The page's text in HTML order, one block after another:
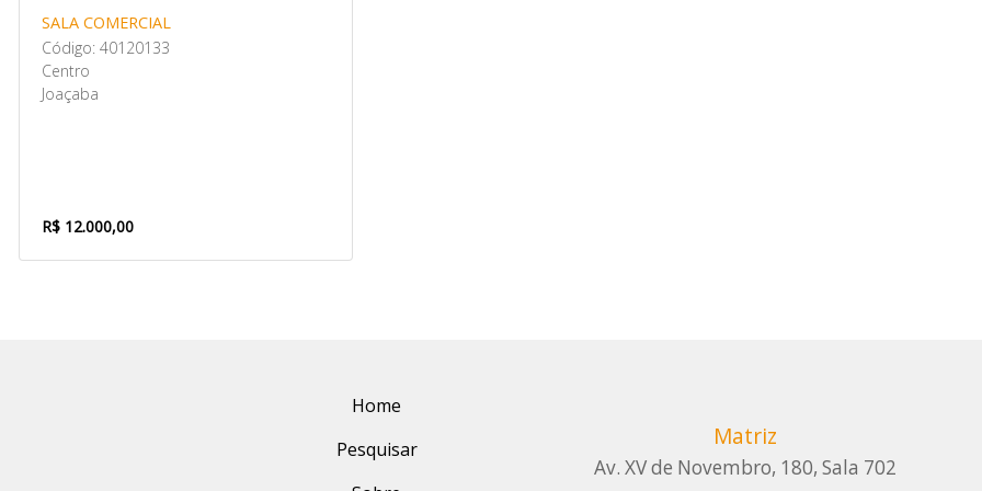
SALA COMERCIAL
Código: 40120133
Centro
Joaçaba
R$ 12.000,00
Home
Pesquisar
Matriz
Av. XV de Novembro, 180, Sala 702